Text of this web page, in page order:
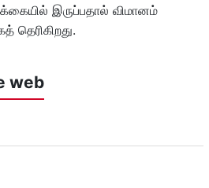
இருப்பதால் விமானம்
தெரிகிறது.
web